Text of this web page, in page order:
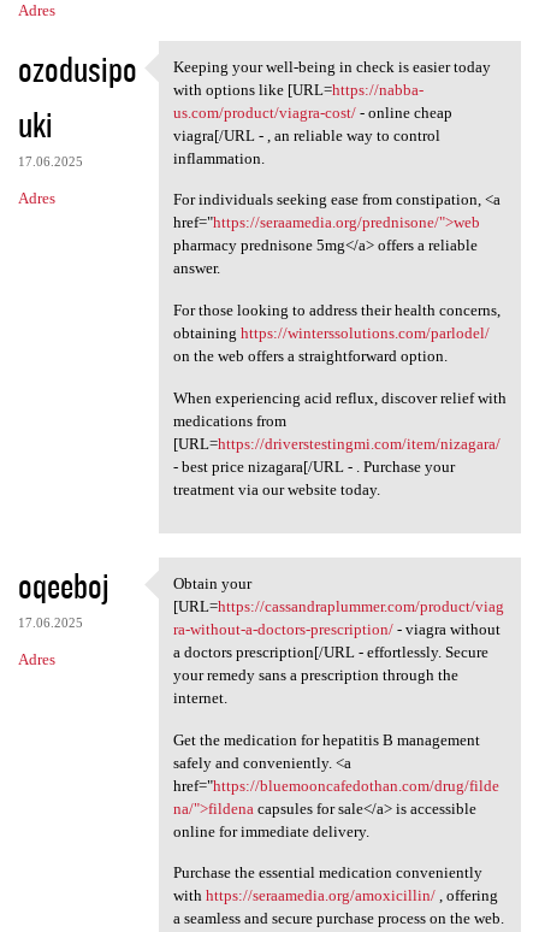
Adres
ozodusipo
uki
17.06.2025
Adres
Keeping your well-being in
Keeping your well-being in check is easier today
with options like [URL=https://nabba-
us.com/product/viagra-cost/- online cheap
viagra[/URL - , an reliable way to control
inflammation.
For individuals seeking ease from constipation, <a
href="https://seraamedia.org/prednisone/">web
pharmacy prednisone 5mg</a> offers a reliable
answer.
For those looking to address their health concerns,
obtaining https://winterssolutions.com/parlodel/
on the web offers a straightforward option.
When experiencing acid reflux, discover relief with
medications from
[URL=https://driverstestingmi.com/item/nizagara/
- best price nizagara[/URL - . Purchase your
treatment via our website today.
oqeeboj
17.06.2025
Adres
Obtain your [URL=https:/
Obtain your
[URL=https://cassandraplummer.com/product/viag
ra-without-a-doctors-prescription/- viagra without
a doctors prescription[/URL - effortlessly. Secure
your remedy sans a prescription through the
internet.
Get the medication for hepatitis B management
safely and conveniently. <a
href="https://bluemooncafedothan.com/drug/filde
na/">fildena capsules for sale</a> is accessible
online for immediate delivery.
Purchase the essential medication conveniently
with https://seraamedia.org/amoxicillin/, offering
a seamless and secure purchase process on the web.